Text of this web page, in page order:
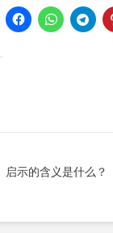
启示的含义是什么？